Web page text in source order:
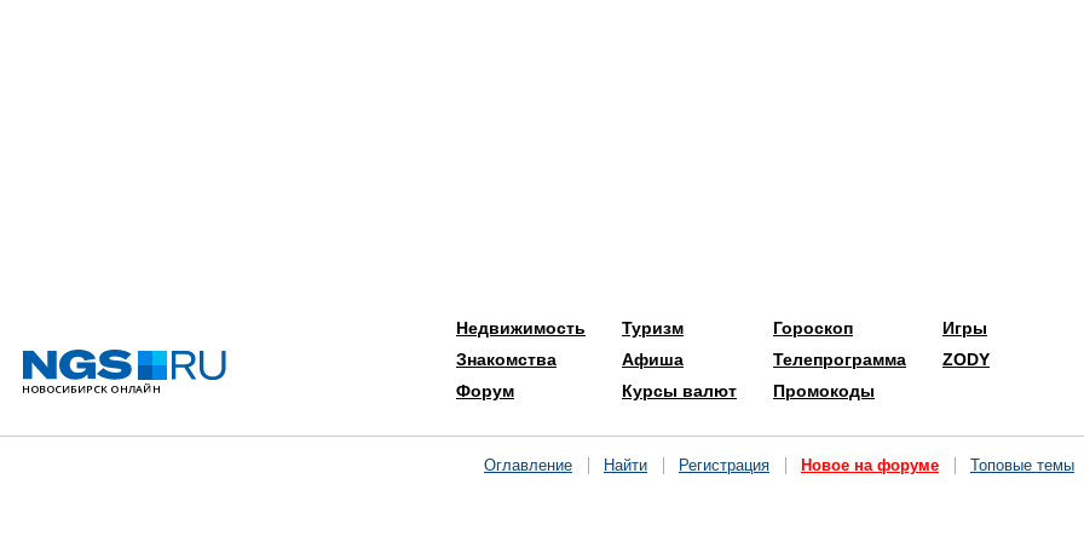
Недвижимость
Знакомства
Форум
Туризм
Афиша
Курсы валют
Гороскоп
Телепрограмма
Промокоды
Игры
ZODY
Оглавление Найти Регистрация Новое на форуме Топовые темы